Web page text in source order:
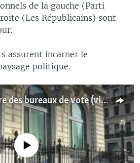
de la gauche (Parti
(Les Républicains) sont
assurent incarner le
politique.
Election: ouverture des bureaux de vote (vidéo)
currently available